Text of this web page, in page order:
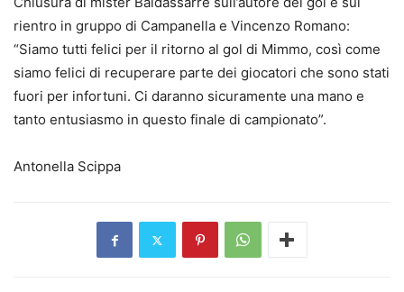
rientro in gruppo di Campanella e Vincenzo Romano:
“Siamo tutti felici per il ritorno al gol di Mimmo, così come
siamo felici di recuperare parte dei giocatori che sono stati
fuori per infortuni. Ci daranno sicuramente una mano e
tanto entusiasmo in questo finale di campionato”.
Antonella Scippa